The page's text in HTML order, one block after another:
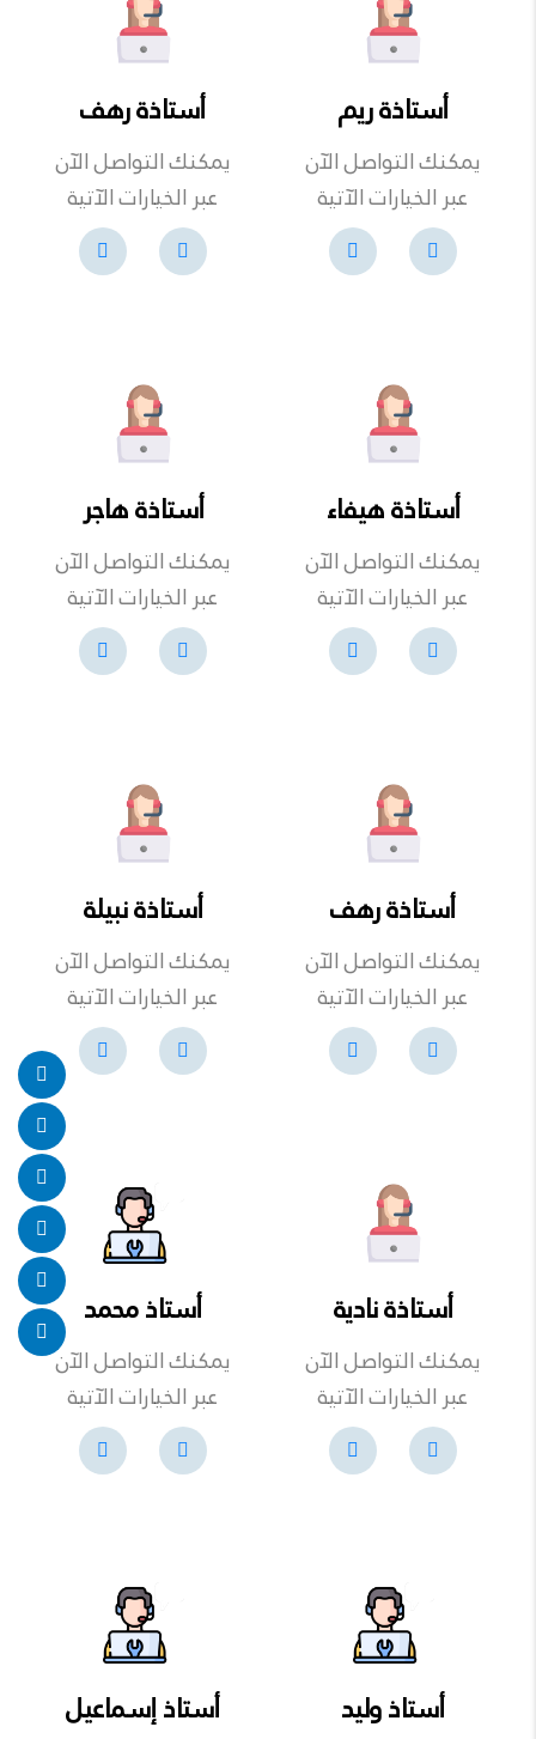
أستاذة ريم
يمكنك التواصل الآن
عبر الخيارات الآتية
أستاذة رهف
يمكنك التواصل الآن
عبر الخيارات الآتية
أستاذة هيفاء
يمكنك التواصل الآن
عبر الخيارات الآتية
أستاذة هاجر
يمكنك التواصل الآن
عبر الخيارات الآتية
أستاذة رهف
يمكنك التواصل الآن
عبر الخيارات الآتية
أستاذة نبيلة
يمكنك التواصل الآن
عبر الخيارات الآتية
أستاذة نادية
يمكنك التواصل الآن
عبر الخيارات الآتية
أستاذ محمد
يمكنك التواصل الآن
عبر الخيارات الآتية
أستاذ وليد أستاذ إسماعيل